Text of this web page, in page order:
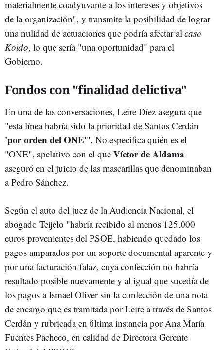
materialmente coadyuvante a los intereses y objetivos
de la organización", y transmite la posibilidad de lograr
una nulidad de actuaciones que podría afectar al caso
Koldo, lo que sería "una oportunidad" para el
Gobierno.
Fondos con "finalidad delictiva"
En una de las conversaciones, Leire Díez asegura que
"esta línea habría sido la prioridad de Santos Cerdán
'por orden del ONE'". No especifica quién es el
"ONE", apelativo con el que Víctor de Aldama
aseguró en el juicio de las mascarillas que denominaban
a Pedro Sánchez.
Según el auto del juez de la Audiencia Nacional, el
abogado Teijelo "habría recibido al menos 125.000
euros provenientes del PSOE, habiendo quedado los
pagos amparados por un soporte documental aparente y
por una facturación falaz, cuya confección no habría
resultado posible nuevamente y al igual que sucedía de
los pagos a Ismael Oliver sin la confección de una nota
de encargo que es tramitada por Leire a través de Santos
Cerdán y rubricada en última instancia por Ana María
Fuentes Pacheco, en calidad de Directora Gerente